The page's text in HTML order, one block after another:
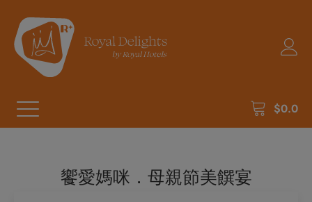
$0.0
饗愛媽咪．母親節美饌宴